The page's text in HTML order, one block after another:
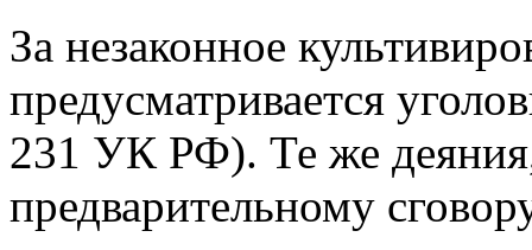
За незаконное
предусматривается
231 УК РФ). Те же
предварительному